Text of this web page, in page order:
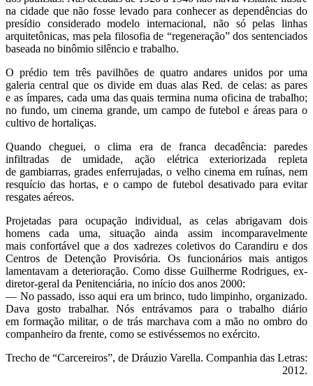
na cidade que não fosse levado para conhecer as dependências do
presídio considerado modelo internacional, não só pelas linhas
arquitetônicas, mas pela filosofia de “regeneração” dos sentenciados
baseada no binômio silêncio e trabalho.
O prédio tem três pavilhões de quatro andares unidos por uma
galeria central que os divide em duas alas Red. de celas: as pares
e as ímpares, cada uma das quais termina numa oficina de trabalho;
no fundo, um cinema grande, um campo de futebol e áreas para o
cultivo de hortaliças.
Quando cheguei, o clima era de franca decadência: paredes
infiltradas de umidade, ação elétrica exteriorizada repleta
de gambiarras, grades enferrujadas, o velho cinema em ruínas, nem
resquício das hortas, e o campo de futebol desativado para evitar
resgates aéreos.
Projetadas para ocupação individual, as celas abrigavam dois
homens cada uma, situação ainda assim incomparavelmente
mais confortável que a dos xadrezes coletivos do Carandiru e dos
Centros de Detenção Provisória. Os funcionários mais antigos
lamentavam a deterioração. Como disse Guilherme Rodrigues, ex-
diretor-geral da Penitenciária, no início dos anos 2000:
— No passado, isso aqui era um brinco, tudo limpinho, organizado.
Dava gosto trabalhar. Nós entrávamos para o trabalho diário
em formação militar, o de trás marchava com a mão no ombro do
companheiro da frente, como se estivéssemos no exército.
Trecho de “Carcereiros”, de Dráuzio Varella. Companhia das Letras:
2012.